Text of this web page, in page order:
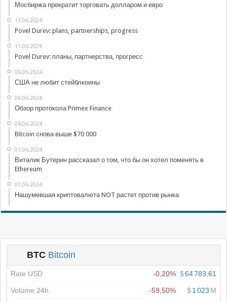
Мосбиржа прекратит торговать долларом и евро
11.06.2024
Povel Durev: plans, partnerships, progress
11.06.2024
Povel Durev: планы, партнерства, прогресс
06.06.2024
США не любит стейблкоины
06.06.2024
Обзор протокола Primex Finance
04.06.2024
Bitcoin снова выше $70 000
01.06.2024
Виталик Бутерин рассказал о том, что бы он хотел поменять в
Ethereum
01.06.2024
Нашумевшая криптовалюта NOT растет против рынка